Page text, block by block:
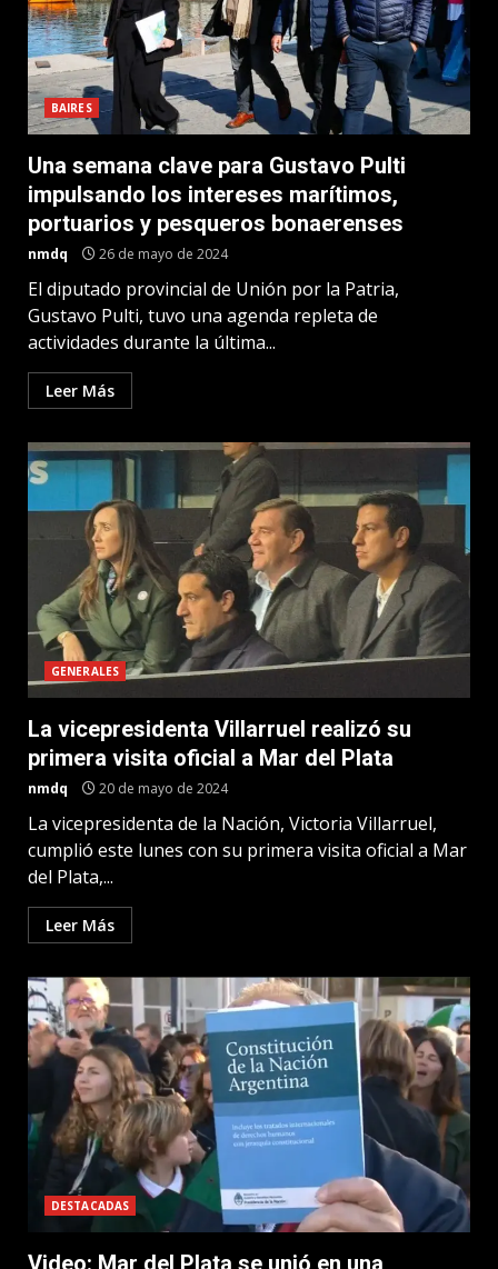
BAIRES
Una semana clave para Gustavo Pulti
impulsando los intereses marítimos,
portuarios y pesqueros bonaerenses
nmdq 26 de mayo de 2024
El diputado provincial de Unión por la Patria,
Gustavo Pulti, tuvo una agenda repleta de
actividades durante la última...
Leer Más
GENERALES
La vicepresidenta Villarruel realizó su
primera visita oficial a Mar del Plata
nmdq 20 de mayo de 2024
La vicepresidenta de la Nación, Victoria Villarruel,
cumplió este lunes con su primera visita oficial a Mar
del Plata,...
Leer Más
DESTACADAS
Video: Mar del Plata se unió en una